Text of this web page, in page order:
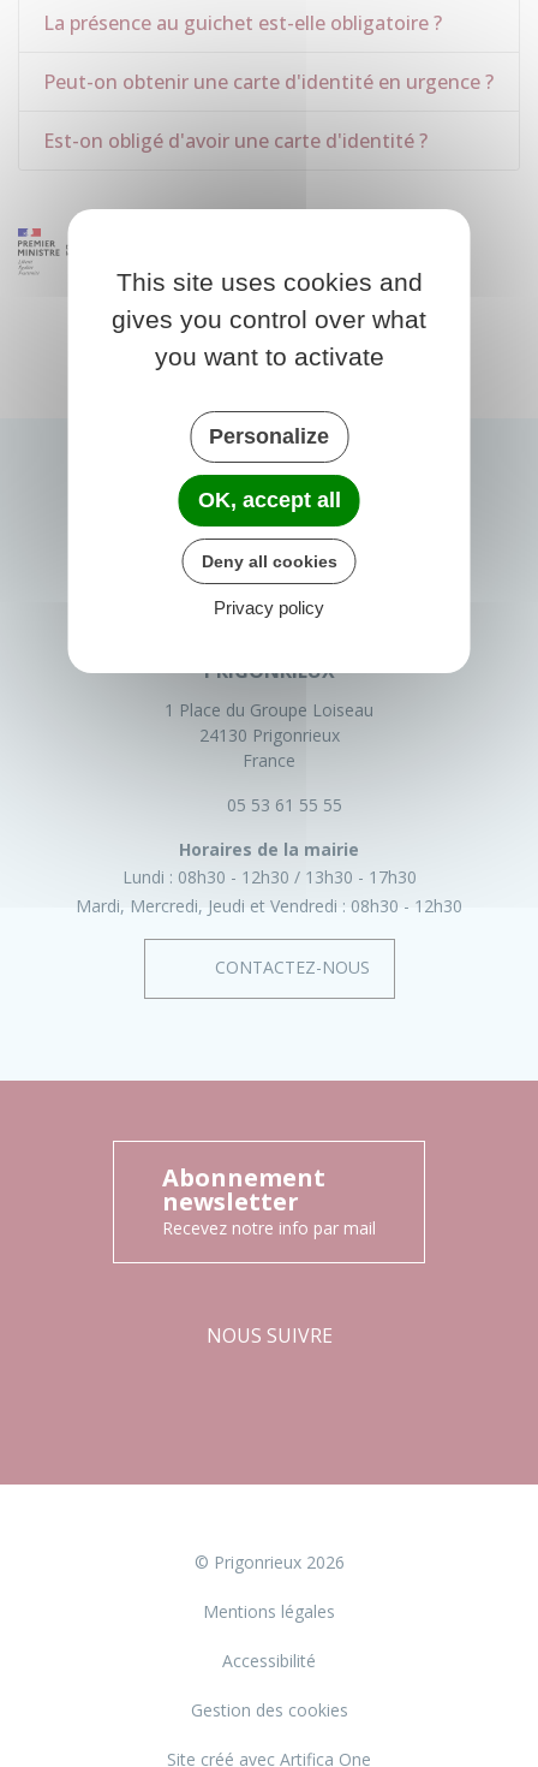
La présence au guichet est-elle obligatoire ?
Peut-on obtenir une carte d'identité en urgence ?
Est-on obligé d'avoir une carte d'identité ?
PRIGONRIEUX
1 Place du Groupe Loiseau
24130 Prigonrieux
France
05 53 61 55 55
Horaires de la mairie
Lundi : 08h30 - 12h30
13h30 - 17h30
Mardi, Mercredi, Jeudi et Vendredi : 08h30 - 12h30
CONTACTEZ-NOUS
Abonnement
newsletter
Recevez notre info par mail
NOUS SUIVRE
© Prigonrieux 2026
Mentions légales
Accessibilité
Gestion des cookies
Site créé avec Artifica One
This site uses cookies and
gives you control over what
you want to activate
Personalize
OK, accept all
Deny all cookies
Privacy policy